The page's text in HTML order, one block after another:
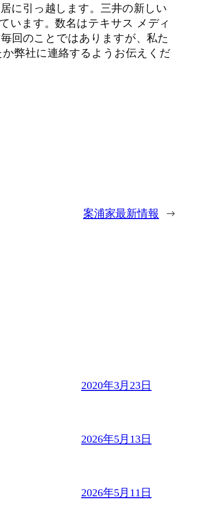
に引っ越します。三井の新しい
います。数名はテキサス メディ
回のことではありますが、私た
弊社に連絡するようお伝えくだ
案浦家最新情報 →
2020年3月23日
2026年5月13日
2026年5月11日